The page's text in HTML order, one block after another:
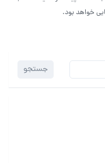
خواهد بود.
جستجو